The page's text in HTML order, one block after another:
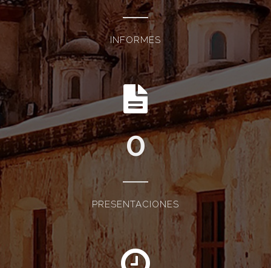
INFORMES
0
PRESENTACIONES